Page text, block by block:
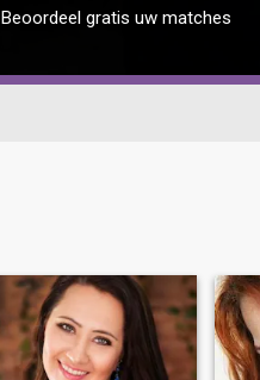
Beoordeel gratis uw matches